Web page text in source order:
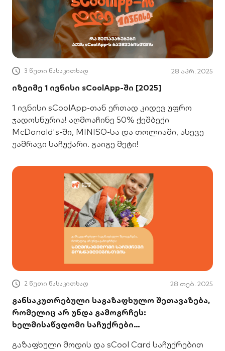
3 წუთი წასაკითხად 28 აპრ. 2025
იზეიმე 1 ივნისი sCoolApp-ში [2025]
1 ივნისი sCoolApp-თან ერთად კიდევ უფრო
ჯადოსნურია! აღმოაჩინე 50% ქეშბექი
McDonald's-ში, MINISO-სა და თოლიაში, ასევე
უამრავი საჩუქარი. გაიგე მეტი!
2 წუთი წასაკითხად 28 თებ. 2025
განსაკუთრებული საგაზაფხულო შეთავაზება,
რომელიც არ უნდა გამოგრჩეს:
ხელმისაწვდომი საჩუქრები
გაზაფხული მოდის და sCool Card საჩუქრებით